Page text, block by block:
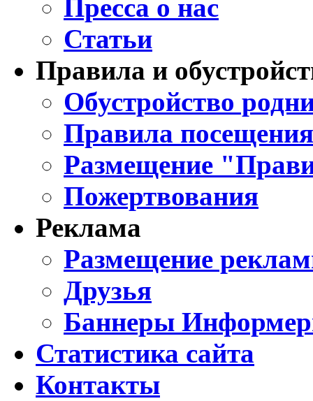
Пресса о нас
Статьи
Правила и
Обустройство
Правила
Размещение
Пожертвования
Реклама
Размещение
Друзья
Баннеры
Статистика сайта
Контакты